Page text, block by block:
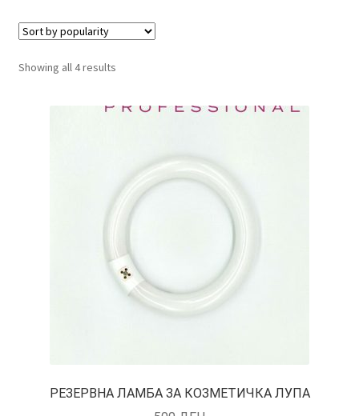
ДЕПИЛАЦИЈА
НАШИ БРЕНДОВИ ЗА КОЗМЕТИКА И ФРИЗЕРАЈ
ПОЛИТИКА И УСЛОВИ ЗА КОРИСТЕЊЕ
Showing all 4 results
РЕЗЕРВНА ЛАМБА ЗА КОЗМЕТИЧКА ЛУПА